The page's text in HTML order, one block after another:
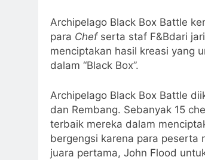
Archipelago Black Box Battle
para Chefserta staf F&Bdari
menciptakan hasil kreasi yang
dalam “Black Box”.
Archipelago Black Box Battle
dan Rembang. Sebanyak 15
terbaik mereka dalam
bergengsi karena para peserta
juara pertama, John Flood